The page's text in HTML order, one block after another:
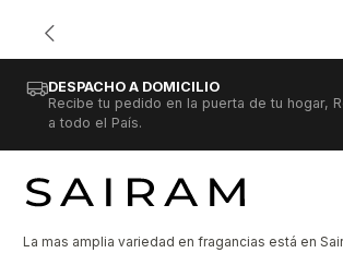
DESPACHO A DOMICILIO
Recibe tu pedido en la puerta de tu hogar,
a todo el País.
La mas amplia variedad en fragancias está en